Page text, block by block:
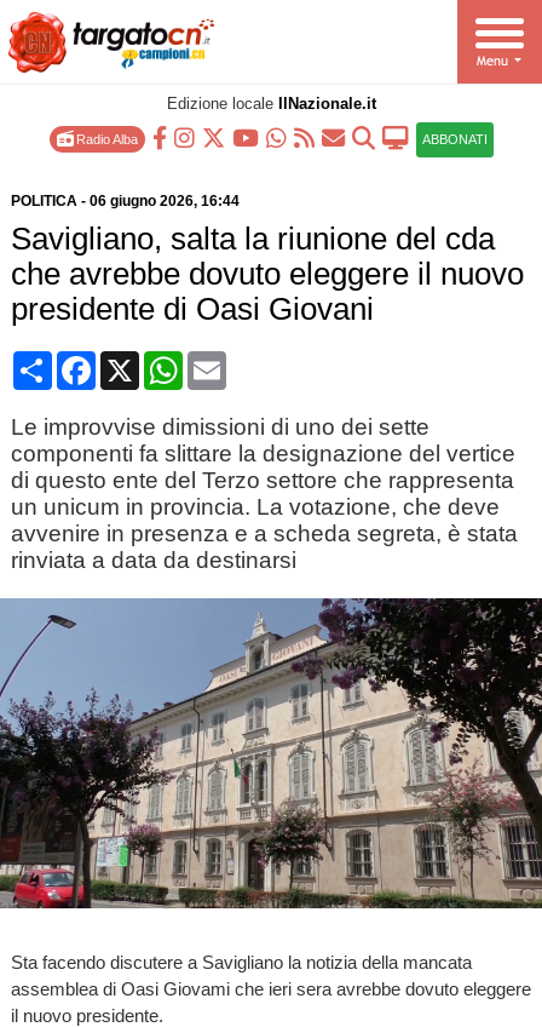
Edizione locale IlNazionale.it
Radio Alba ABBONATI
POLITICA- 06 giugno 2026, 16:44
Savigliano, salta la riunione del cda
che avrebbe dovuto eleggere il nuovo
presidente di Oasi Giovani
CondividiFacebook
X WhatsApp
Email
Le improvvise dimissioni di uno dei sette
componenti fa slittare la designazione del vertice
di questo ente del Terzo settore che rappresenta
un unicum in provincia. La votazione, che deve
avvenire in presenza e a scheda segreta, è stata
rinviata a data da destinarsi
Sta facendo discutere a Savigliano la notizia della mancata
assemblea di Oasi Giovami che ieri sera avrebbe dovuto eleggere
il nuovo presidente.